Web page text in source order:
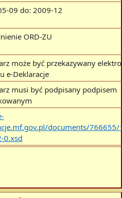
09 do: 2009-12
ORD-ZU
może być przekazywany
e-Deklaracje
musi być podpisany podpisem
documents/766655/
0.xsd